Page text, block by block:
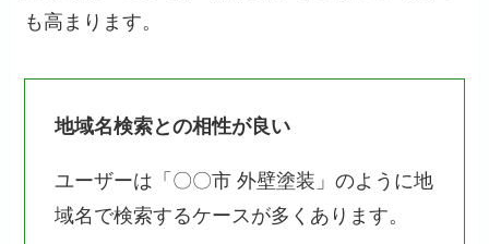
も高まります。
地域名検索との相性が良い
ユーザーは「〇〇市 外壁塗装」のように地
域名で検索するケースが多くあります。